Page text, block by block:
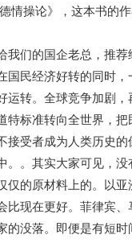
情操论》，这本书的
们的国企老总，推
民经济好转的同时
转。全球竞争加剧
标准转向全世界，
受者成为人类历史
。。其实大家可见，
仅的原材料上的。以
比现在更好。菲律宾
的没落。即便是有短